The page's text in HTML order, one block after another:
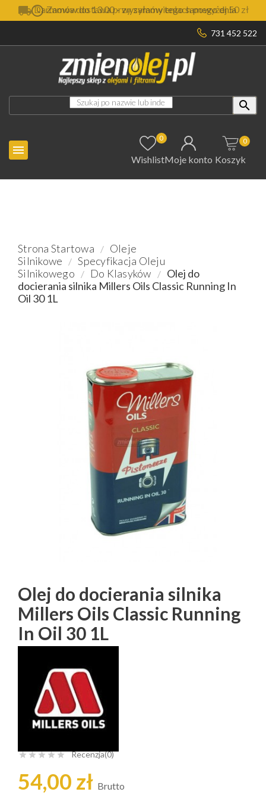
Darmowa dostawa przy zamówieniach powyżej 50 zł
731 452 522


0
WishlistMoje konto Koszyk
0
Strona Startowa
Oleje
Silnikowe
Specyfikacja Oleju
Silnikowego
Do Klasyków
Olej do
docierania silnika Millers Oils Classic Running In
Oil 30 1L
Olej do docierania silnika
Millers Oils Classic Running
In Oil 30 1L
     Recenzja(0)
54,00 zł Brutto